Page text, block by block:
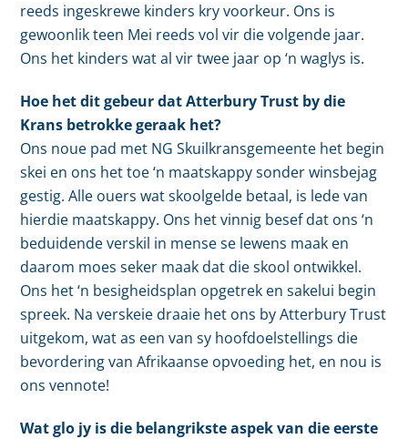
reeds ingeskrewe kinders kry voorkeur. Ons is
gewoonlik teen Mei reeds vol vir die volgende jaar.
Ons het kinders wat al vir twee jaar op ‘n waglys is.
Hoe het dit gebeur dat Atterbury Trust by die
Krans betrokke geraak het?
Ons noue pad met NG Skuilkransgemeente het begin
skei en ons het toe ‘n maatskappy sonder winsbejag
gestig. Alle ouers wat skoolgelde betaal, is lede van
hierdie maatskappy. Ons het vinnig besef dat ons ‘n
beduidende verskil in mense se lewens maak en
daarom moes seker maak dat die skool ontwikkel.
Ons het ‘n besigheidsplan opgetrek en sakelui begin
spreek. Na verskeie draaie het ons by Atterbury Trust
uitgekom, wat as een van sy hoofdoelstellings die
bevordering van Afrikaanse opvoeding het, en nou is
ons vennote!
Wat glo jy is die belangrikste aspek van die eerste